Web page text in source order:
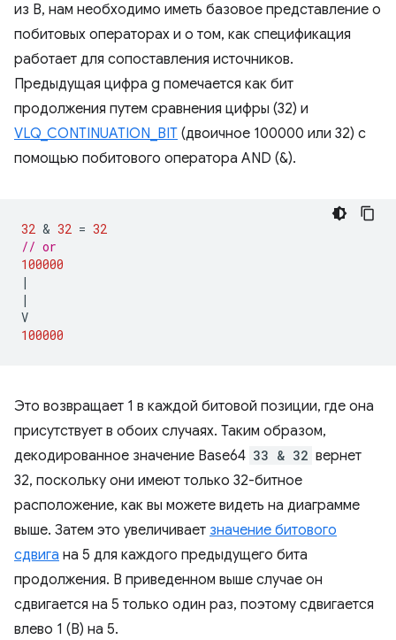
из B, нам необходимо иметь базовое представление о
побитовых операторах и о том, как спецификация
работает для сопоставления источников.
Предыдущая цифра g помечается как бит
продолжения путем сравнения цифры (32) и
VLQ_CONTINUATION_BIT (двоичное 100000 или 32) с
помощью побитового оператора AND (&).
32 & 32 = 32
// or
100000
|
|
V
100000
Это возвращает 1 в каждой битовой позиции, где она
присутствует в обоих случаях. Таким образом,
декодированное значение Base64 33 & 32 вернет
32, поскольку они имеют только 32-битное
расположение, как вы можете видеть на диаграмме
выше. Затем это увеличивает значение битового
сдвига на 5 для каждого предыдущего бита
продолжения. В приведенном выше случае он
сдвигается на 5 только один раз, поэтому сдвигается
влево 1 (B) на 5.